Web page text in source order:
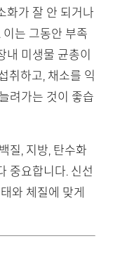
화가 잘 안 되거나
는 그동안 부족
미생물 균총이
취하고, 채소를 익
려가는 것이 좋습
질, 지방, 탄수화
중요합니다. 신선
와 체질에 맞게